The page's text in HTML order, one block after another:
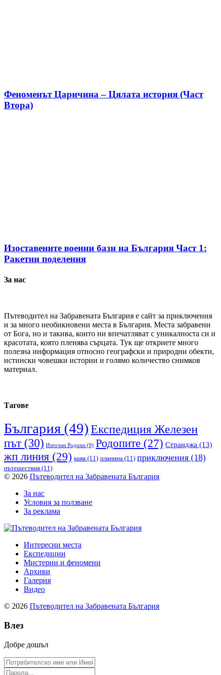
Феноменът Царичина – Цялата история (Част
Втора)
Изоставените военни бази на България Част 1:
Ракетни поделения
За нас
Пътеводител на Забравената България е сайт за приключения
и за много необикновени места в България. Места забравени
от Бога, но и такива, които ни впечатляват с уникалноста си и
красотата, която пленява сърцата. Тук ще откриете много
полезна информация относно географски и природни обекти,
истински човешки истории и голямо количество снимков
материал.
Тагове
България (49)Експедиция Железен
път(30) Източни Родопи (9) Родопите (27) Странджа (13)
жп линия (29) каяк(11) планина (11) приключения (18)
пътешествия (11)
© 2026 Пътеводител на Забравената България
За нас
Условия за ползване
За реклама
Интересни места
Експедиции
Мистерии и феномени
Архиви
Галерия
Видео
© 2026 Пътеводител на Забравената България
Влез
Добре дошъл